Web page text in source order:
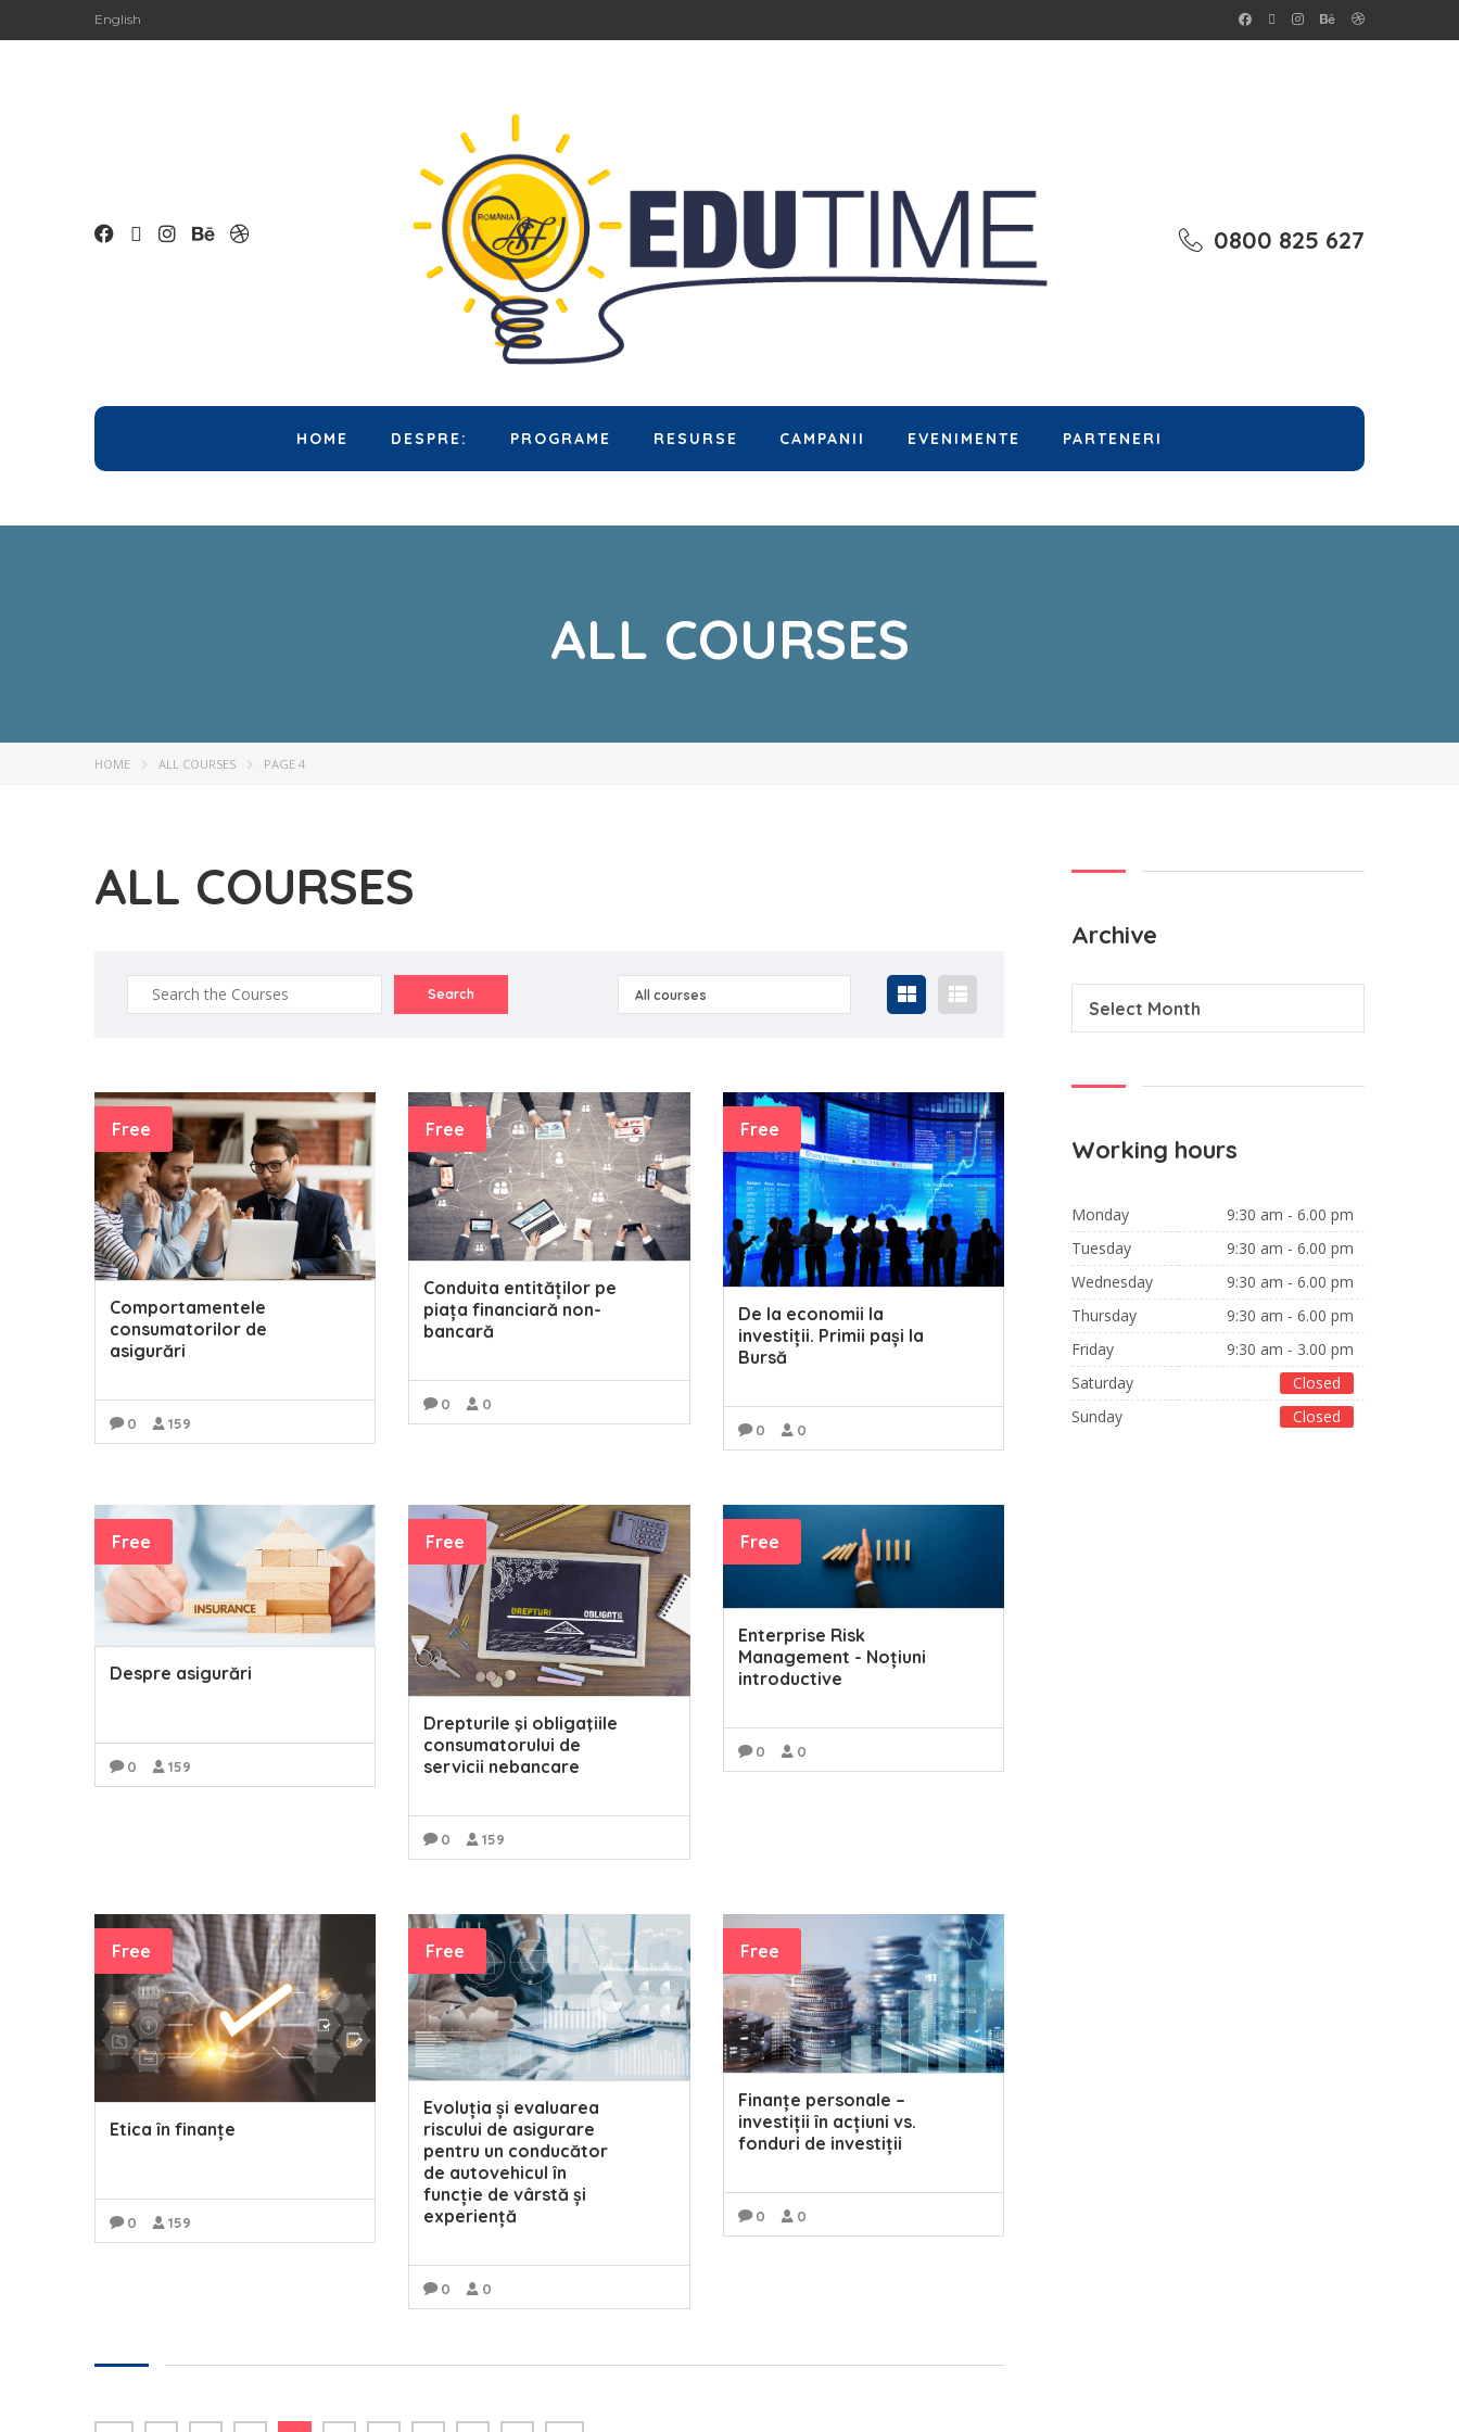
English
0800 825 627
HOME DESPRE: PROGRAME RESURSE CAMPANII EVENIMENTE PARTENERI
ALL COURSES
HOME ALL COURSES PAGE 4
ALL COURSES
All courses
Free
Comportamentele
consumatorilor de
asigurări
0 159
Free
Conduita entităților pe
piața financiară non-
bancară
0 0
Free
De la economii la
investiții. Primii pași la
Bursă
0 0
Free
Despre asigurări
0 159
Free
Drepturile şi obligaţiile
consumatorului de
servicii nebancare
0 159
Free
Enterprise Risk
Management - Noțiuni
introductive
0 0
Free
Etica în finanțe
0 159
Free
Evoluția și evaluarea
riscului de asigurare
pentru un conducător
de autovehicul în
funcție de vârstă și
experiență
0 0
Free
Finanțe personale –
investiții în acțiuni vs.
fonduri de investiții
0 0
Archive
Select Month
Working hours
Monday
9:30 am - 6.00 pm
Tuesday
9:30 am - 6.00 pm
Wednesday
9:30 am - 6.00 pm
Thursday
9:30 am - 6.00 pm
Friday
9:30 am - 3.00 pm
Saturday
Closed
Sunday
Closed